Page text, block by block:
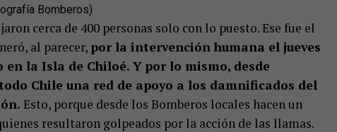
Bomberos)
cerca de 400 personas solo con lo puesto. Ese fue el
al parecer, por la intervención humana el jueves
la Isla de Chiloé. Y por lo mismo, desde
Chile una red de apoyo a los damnificados del
Esto, porque desde los Bomberos locales hacen un
resultaron golpeados por la acción de las llamas.